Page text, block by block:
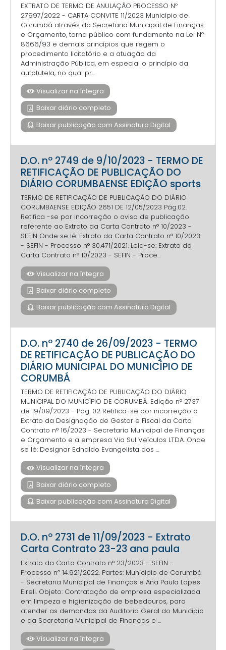
EXTRATO DE TERMO DE ANULAÇÃO PROCESSO Nº
27997/2022 - CARTA CONVITE 11/2023 Município de
Corumbá através da Secretaria Municipal de Finanças
e Orçamento, torna público com fundamento na Lei Nº
8666/93 e demais princípios que regem o
procedimento licitatório e a atuação da
Administração Pública, em especial o princípio da
autotutela, no qual pr...
Visualizar na íntegra
Baixar diário completo
Baixar publicação com Assinatura Digital
D.O. nº 2749 de 9/10/2023 - TERMO DE
RETIFICAÇÃO DE PUBLICAÇÃO DO
DIÁRIO CORUMBAENSE EDIÇÃO sports
TERMO DE RETIFICAÇÃO DE PUBLICAÇÃO DO DIÁRIO
CORUMBAENSE EDIÇÃO 2651 DE 12/05/2023 Pág.02.
Retifica -se por incorreção o aviso de publicação
referente ao Extrato da Carta Contrato n° 10/2023 -
SEFIN Onde se lê: Extrato da Carta Contrato n° 10/2023
- SEFIN - Processo n° 30.471/2021. Leia-se: Extrato da
Carta Contrato n° 10/2023 - SEFIN - Proce...
Visualizar na íntegra
Baixar diário completo
Baixar publicação com Assinatura Digital
D.O. nº 2740 de 26/09/2023 - TERMO
DE RETIFICAÇÃO DE PUBLICAÇÃO DO
DIÁRIO MUNICIPAL DO MUNICÍPIO DE
CORUMBÁ
TERMO DE RETIFICAÇÃO DE PUBLICAÇÃO DO DIÁRIO
MUNICIPAL DO MUNICÍPIO DE CORUMBÁ. Edição n° 2737
de 19/09/2023 - Pág. 02 Retifica-se por incorreção o
Extrato da Designação de Gestor e Fiscal da Carta
Contrato n° 16/2023 - Secretaria Municipal de Finanças
e Orçamento e a empresa Via Sul Veículos LTDA. Onde
se lê: Designar Ednaldo Evangelista dos ...
Visualizar na íntegra
Baixar diário completo
Baixar publicação com Assinatura Digital
D.O. nº 2731 de 11/09/2023 - Extrato
Carta Contrato 23-23 ana paula
Extrato da Carta Contrato n° 23/2023 - SEFIN -
Processo nº 14.921/2022. Partes: Município de Corumbá
- Secretaria Municipal de Finanças e Ana Paula Lopes
Eireli. Objeto: Contratação de empresa especializada
em limpeza e higienização de bebedouros, para
atender as demandas da Auditoria Geral do Município
e da Secretaria Municipal de Finanças e ...
Visualizar na íntegra